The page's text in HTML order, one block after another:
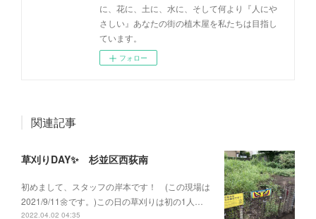
に、花に、土に、水に、そして何より『人にや
さしい』あなたの街の植木屋を私たちは目指し
ています。
フォロー
関連記事
草刈りDAY✨ 杉並区西荻南
初めまして、スタッフの岸本です！ (この現場は
2021/9/11🌼です。)この日の草刈りは初の1人…
2022.04.02 04:35